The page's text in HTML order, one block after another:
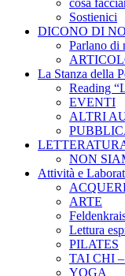
Sostienici
DICONO DI
Parlano di
La Stanza della
Reading
EVENTI
ALTRI
NON
Attività e
ARTE
Lettura
PILATES
TAI CHI
YOGA